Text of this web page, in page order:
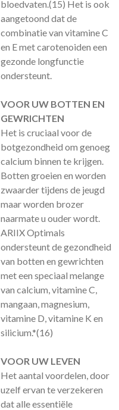
bloedvaten.(15) Het is ook
aangetoond dat de
combinatie van vitamine C
en E met carotenoiden een
gezonde longfunctie
ondersteunt.
VOOR UW BOTTEN EN
GEWRICHTEN
Het is cruciaal voor de
botgezondheid om genoeg
calcium binnen te krijgen.
Botten groeien en worden
zwaarder tijdens de jeugd
maar worden brozer
naarmate u ouder wordt.
ARIIX Optimals
ondersteunt de gezondheid
van botten en gewrichten
met een speciaal melange
van calcium, vitamine C,
mangaan, magnesium,
vitamine D, vitamine K en
silicium.*(16)
VOOR UW LEVEN
Het aantal voordelen, door
uzelf ervan te verzekeren
dat alle essentiële